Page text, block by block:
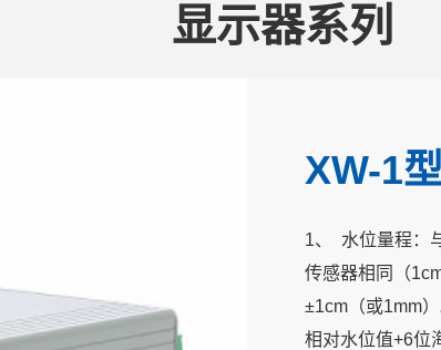
显示器系列
XW-1
1、 水位量程：
传感器相同（
±1cm（或1mm
相对水位值+6位